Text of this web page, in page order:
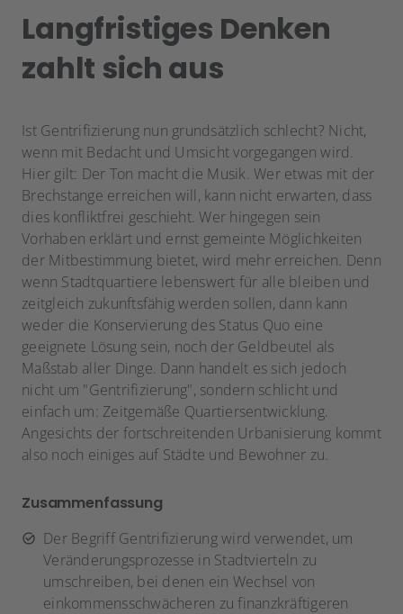
Langfristiges Denken
zahlt sich aus
Ist Gentrifizierung nun grundsätzlich schlecht? Nicht,
wenn mit Bedacht und Umsicht vorgegangen wird.
Hier gilt: Der Ton macht die Musik. Wer etwas mit der
Brechstange erreichen will, kann nicht erwarten, dass
dies konfliktfrei geschieht. Wer hingegen sein
Vorhaben erklärt und ernst gemeinte Möglichkeiten
der Mitbestimmung bietet, wird mehr erreichen. Denn
wenn Stadtquartiere lebenswert für alle bleiben und
zeitgleich zukunftsfähig werden sollen, dann kann
weder die Konservierung des Status Quo eine
geeignete Lösung sein, noch der Geldbeutel als
Maßstab aller Dinge. Dann handelt es sich jedoch
nicht um "Gentrifizierung", sondern schlicht und
einfach um: Zeitgemäße Quartiersentwicklung.
Angesichts der fortschreitenden Urbanisierung kommt
also noch einiges auf Städte und Bewohner zu.
Zusammenfassung
Der Begriff Gentrifizierung wird verwendet, um
Veränderungsprozesse in Stadtvierteln zu
umschreiben, bei denen ein Wechsel von
einkommensschwächeren zu finanzkräftigeren